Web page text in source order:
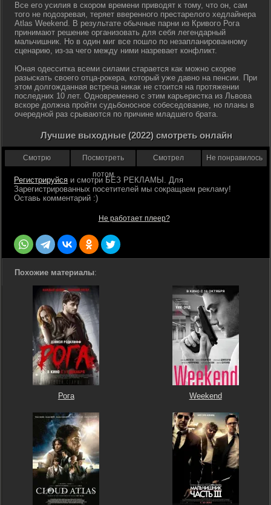
Все его усилия в скором времени приводят к тому, что он, сам
того не подозревая, теряет вверенного престарелого хедлайнера
Atlas Weekend. В результате обычные парни из Кривого Рога
принимают решение организовать для себя легендарный
мальчишник. Но в один миг все пошло по незапланированному
сценарию, из-за чего между ними назревает конфликт.
Юная одесситка всеми силами старается как можно скорее
разыскать своего отца-рокера, который уже давно на пенсии. При
этом долгожданная встреча никак не стоится на протяжении
последних 10 лет. Одновременно с этим карьеристка из Львова
вскоре должна пройти судьбоносное собеседование, но планы в
очередной раз срываются по причине младшего брата.
Лучшие выходные (2022) смотреть онлайн
Смотрю
Посмотреть
потом
Смотрел Не понравилось
Регистрируйся
Не работает плеер?
Похожие материалы:
Рога Weekend